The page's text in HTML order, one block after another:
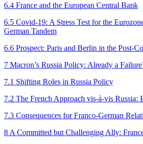
6.4 France and the European Central Bank
6.5 Covid‑19: A Stress Test for the
German Tandem
6.6 Prospect: Paris and Berlin in the
7 Macron’s Russia Policy: Already a
7.1 Shifting Roles in Russia Policy
7.2 The French Approach vis-à-vis Russia:
7.3 Consequences for Franco-German
8 A Committed but Challenging Ally: